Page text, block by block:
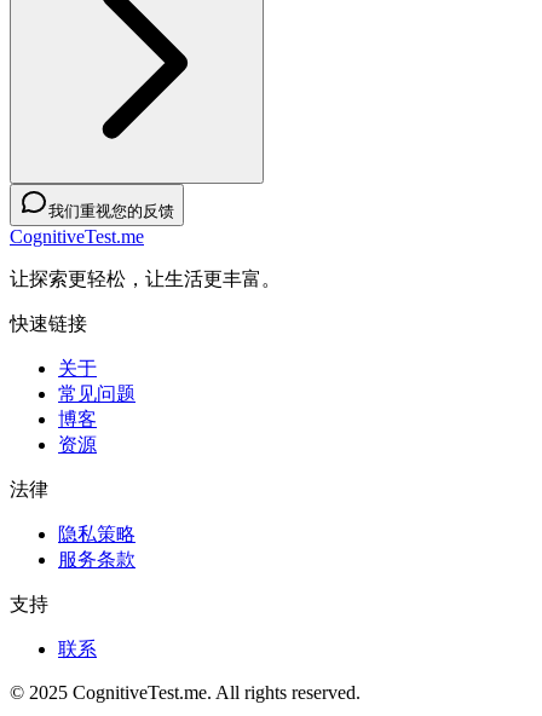
我们重视您的反馈
CognitiveTest.me
让探索更轻松，让生活更丰富。
快速链接
关于
常见问题
博客
资源
法律
隐私策略
服务条款
支持
联系
© 2025 CognitiveTest.me. All rights reserved.